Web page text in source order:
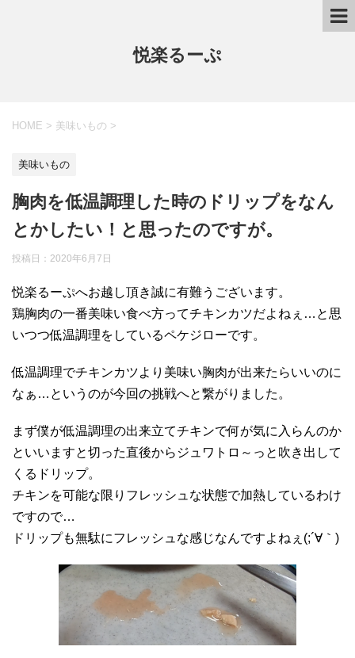
悦楽るーぷ
HOME > 美味いもの >
美味いもの
胸肉を低温調理した時のドリップをなん
とかしたい！と思ったのですが。
投稿日： 2020年6月7日
悦楽るーぷへお越し頂き誠に有難うございます。
鶏胸肉の一番美味い食べ方ってチキンカツだよねぇ…と思
いつつ低温調理をしているペケジローです。
低温調理でチキンカツより美味い胸肉が出来たらいいのに
なぁ…というのが今回の挑戦へと繋がりました。
まず僕が低温調理の出来立てチキンで何が気に入らんのか
といいますと切った直後からジュワトロ～っと吹き出して
くるドリップ。
チキンを可能な限りフレッシュな状態で加熱しているわけ
ですので…
ドリップも無駄にフレッシュな感じなんですよねぇ(;´∀｀)